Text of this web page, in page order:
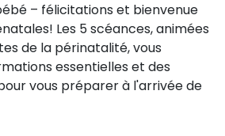
– félicitations et bienvenue
Les 5 scéances, animées
de la périnatalité, vous
essentielles et des
vous préparer à l'arrivée de